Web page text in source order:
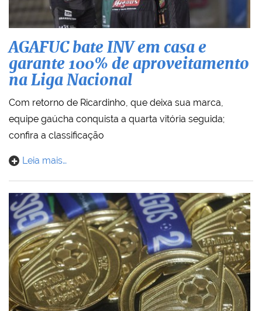
AGAFUC bate INV em casa e
garante 100% de aproveitamento
na Liga Nacional
Com retorno de Ricardinho, que deixa sua marca,
equipe gaúcha conquista a quarta vitória seguida;
confira a classificação
Leia mais…